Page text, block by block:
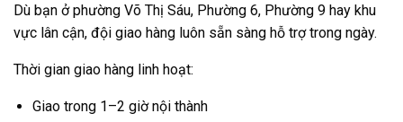
Dù bạn ở phường Võ Thị Sáu, Phường 6, Phường 9 hay khu
vực lân cận, đội giao hàng luôn sẵn sàng hỗ trợ trong ngày.
Thời gian giao hàng linh hoạt:
Giao trong 1–2 giờ nội thành